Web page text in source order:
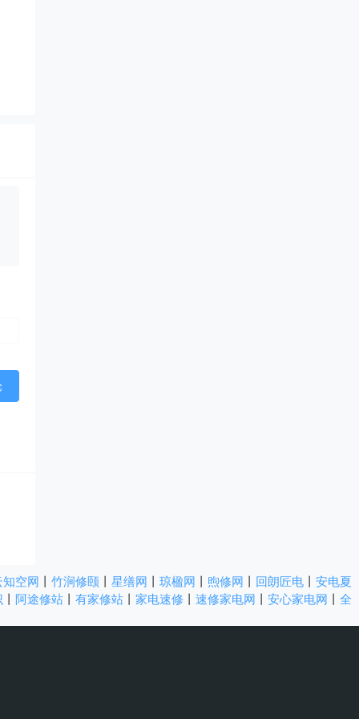
知空网 竹涧修颐 星缮网 琼楹网 煦修网 回朗匠电
安电夏
阿途修站 有家修站 家电速修 速修家电网 安心家电网
全